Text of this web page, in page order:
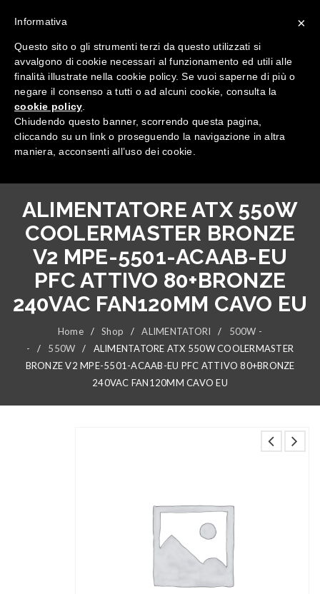
Tutte le categorie
ALIMENTATORE ATX 550W
COOLERMASTER BRONZE
V2 MPE-5501-ACAAB-EU
PFC ATTIVO 80+BRONZE
240VAC FAN120MM CAVO EU
Home / Shop / ALIMENTATORI /
500W -
-
/ 550W /
ALIMENTATORE ATX 550W COOLERMASTER
BRONZE V2 MPE-5501-ACAAB-EU PFC ATTIVO 80+BRONZE
240VAC FAN120MM CAVO EU
×
Informativa
Questo sito o gli strumenti terzi da questo utilizzati si
avvalgono di cookie necessari al funzionamento ed utili alle
finalità illustrate nella cookie policy. Se vuoi saperne di più o
negare il consenso a tutti o ad alcuni cookie, consulta la
cookie policy
Chiudendo questo banner, scorrendo questa pagina,
cliccando su un link o proseguendo la navigazione in altra
maniera, acconsenti all’uso dei cookie.